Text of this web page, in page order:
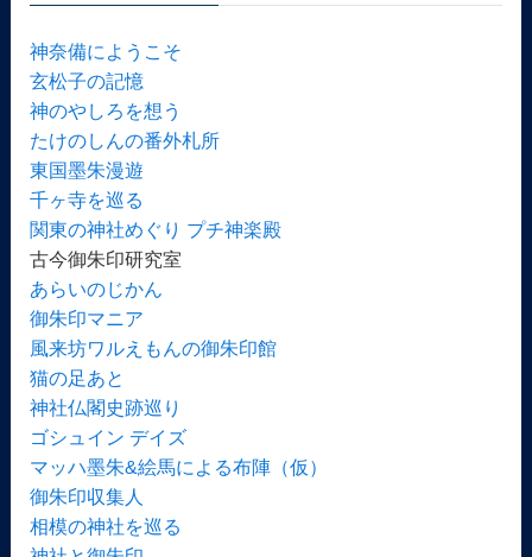
神奈備にようこそ
玄松子の記憶
神のやしろを想う
たけのしんの番外札所
東国墨朱漫遊
千ヶ寺を巡る
関東の神社めぐり プチ神楽殿
古今御朱印研究室
あらいのじかん
御朱印マニア
風来坊ワルえもんの御朱印館
猫の足あと
神社仏閣史跡巡り
ゴシュイン デイズ
マッハ墨朱&絵馬による布陣（仮）
御朱印収集人
相模の神社を巡る